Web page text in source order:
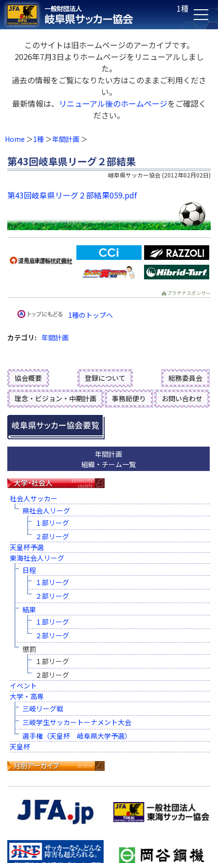
1種
このサイトは旧ホームページのアーカイブです。
2026年7月3日よりホームページをリニューアルしまし
た。
過去の情報をご覧になりたい方はこのままご利用くださ
い。
最新情報は、 リニューアル後のホームページをご確認く
ださい。
Home 1種 年間計画
第43回岐阜県リーグ２部結果
岐阜県サッカー協会 (2012年02月02日)
第43回岐阜県リーグ２部結果059.pdf
プラチナスポンサー
1種のトップへ
カテゴリ : 年間計画
協会概要 登録について 総務委員会
理念・ビジョン・中期計画 事務局便り お問い合わせ
年間計画
組織・チーム一覧
社会人サッカー
県社会人リーグ
１部リーグ
２部リーグ
天皇杯予選
東海社会人リーグ
日程
１部リーグ
２部リーグ
結果
１部リーグ
２部リーグ
懲罰
１部リーグ
２部リーグ
イベント
大学・高専
三岐リーグ戦
三岐学生サッカートーナメント大会
選手権（天皇杯 岐阜県大学予選）
天皇杯